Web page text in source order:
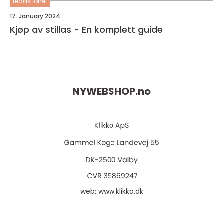
17. January 2024
Kjøp av stillas - En komplett guide
NYWEBSHOP.no
web: www.klikko.dk